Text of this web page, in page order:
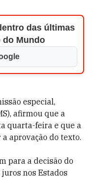
das últimas
do Mundo
especial,
afirmou que a
quarta-feira e que a
aprovação do texto.
para a decisão do
nos Estados